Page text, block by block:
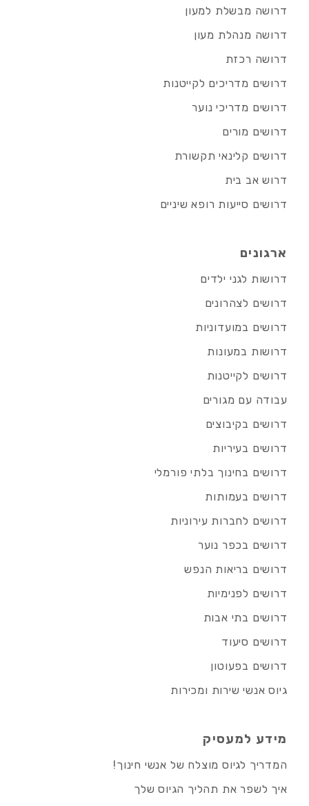
דרושה מבשלת למעון
דרושה מנהלת מעון
דרושה רכזת
דרושים מדריכים לקייטנות
דרושים מדריכי נוער
דרושים מורים
דרושים קלינאי תקשורת
דרוש אב בית
דרושים סייעות רופא שיניים
ארגונים
דרושות לגני ילדים
דרושים לצהרונים
דרושים במועדוניות
דרושות במעונות
דרושים לקייטנות
עבודה עם מגורים
דרושים בקיבוצים
דרושים בעיריות
דרושים בחינוך בלתי פורמלי
דרושים בעמותות
דרושים לחברות עירוניות
דרושים בכפר נוער
דרושים בריאות הנפש
דרושים לפנימיות
דרושים בתי אבות
דרושים סיעוד
דרושים בפעוטון
גיוס אנשי שירות ומכירות
מידע למעסיק
המדריך לגיוס מוצלח של אנשי חינוך!
איך לשפר את תהליך הגיוס שלך